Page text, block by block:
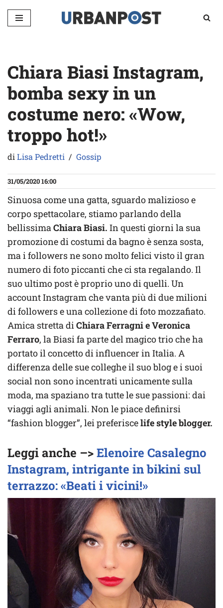
Vai
Chiara Biasi Instagram,
bomba sexy in un
costume nero: «Wow,
troppo hot!»
diLisa Pedretti Gossip
31/05/2020 16:00
Sinuosa come una gatta, sguardo malizioso e
corpo spettacolare, stiamo parlando della
bellissimaChiara Biasi. In questi giorni la sua
promozione di costumi da bagno è senza sosta,
ma i followers ne sono molto felici visto il gran
numero di foto piccanti che ci sta regalando. Il
suo ultimo post è proprio uno di quelli. Un
account Instagram che vanta più di due milioni
di followers e una collezione di foto mozzafiato.
Amica stretta diChiara Ferragni e Veronica
Ferraro, la Biasi fa parte del magico trio che ha
portato il concetto di influencer in Italia. A
differenza delle sue colleghe il suo blog e i suoi
social non sono incentrati unicamente sulla
moda, ma spaziano tra tutte le sue passioni: dai
viaggi agli animali. Non le piace definirsi
“fashion blogger”, lei preferiscelife style blogger.
Leggi anche –>Elenoire Casalegno
Instagram, intrigante in bikini sul
terrazzo: «Beati i vicini!»